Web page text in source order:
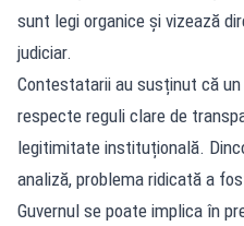
sunt legi organice și vizează
judiciar.
Contestatarii au susținut că
respecte reguli clare de
legitimitate instituțională.
analiză, problema ridicată a
Guvernul se poate implica în